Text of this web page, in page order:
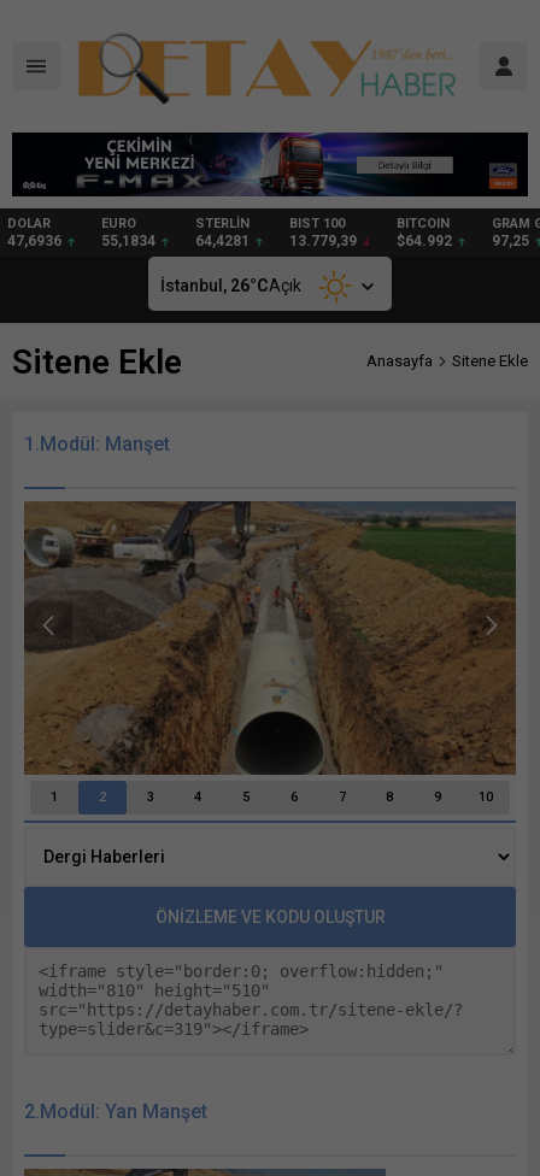
DOLAR
47,6936
EURO
55,1834
STERLİN
64,4281
BIST 100
13.779,39
BITCOIN
$64.992
GRAM
97,25
İstanbul, 26°CAçık
Sitene Ekle Anasayfa Sitene Ekle
1.Modül: Manşet
2.Modül: Yan Manşet